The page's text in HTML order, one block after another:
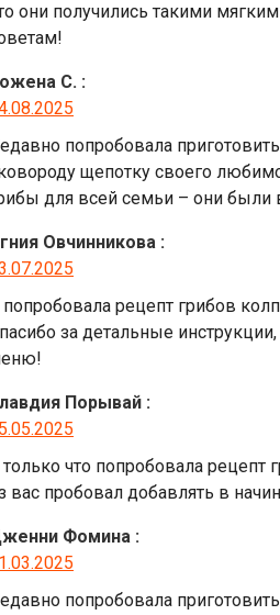
они получились такими
С. :
попробовала
щепотку своего
для всей семьи – они были
Овчинникова :
рецепт грибов
за детальные
Порывай :
что попробовала рецепт
вас пробовал добавлять в
Фомина :
попробовала